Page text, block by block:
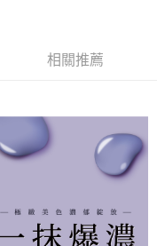
配送，請使用全家
相關推薦